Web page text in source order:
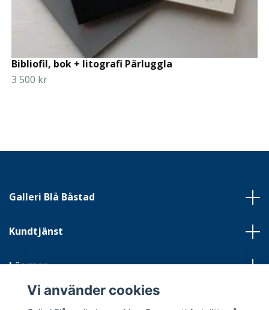
Bibliofil, bok + litografi Pärluggla
3 500 kr
Galleri Blå Båstad
Kundtjänst
Läs mer
Sociala medier
Vi använder cookies